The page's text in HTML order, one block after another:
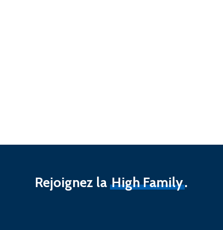
Rejoignez laHigh Family.